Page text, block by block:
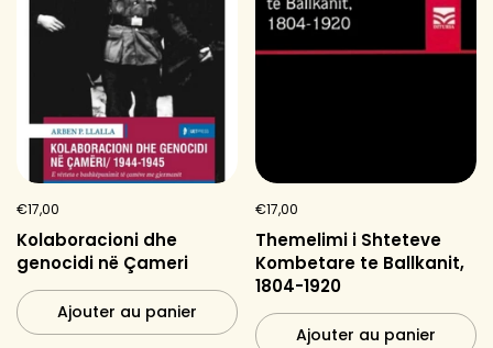
€17,00
Kolaboracioni dhe
genocidi në Çameri
Ajouter au panier
€17,00
Themelimi i Shteteve
Kombetare te Ballkanit,
1804-1920
Ajouter au panier